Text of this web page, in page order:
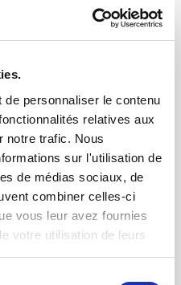
personnaliser le contenu
relatives aux
notre trafic. Nous
sur l'utilisation de
de médias sociaux, de
combiner celles-ci
vous leur avez fournies
votre utilisation de leurs
de pansements